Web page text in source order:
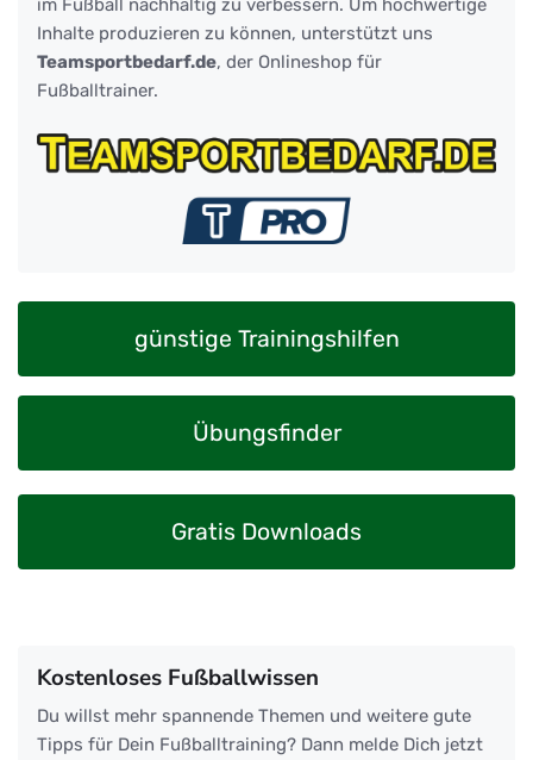
im Fußball nachhaltig zu verbessern. Um hochwertige
Inhalte produzieren zu können, unterstützt uns
Teamsportbedarf.de, der Onlineshop für
Fußballtrainer.
günstige Trainingshilfen
Übungsfinder
Gratis Downloads
Kostenloses Fußballwissen
Du willst mehr spannende Themen und weitere gute
Tipps für Dein Fußballtraining? Dann melde Dich jetzt